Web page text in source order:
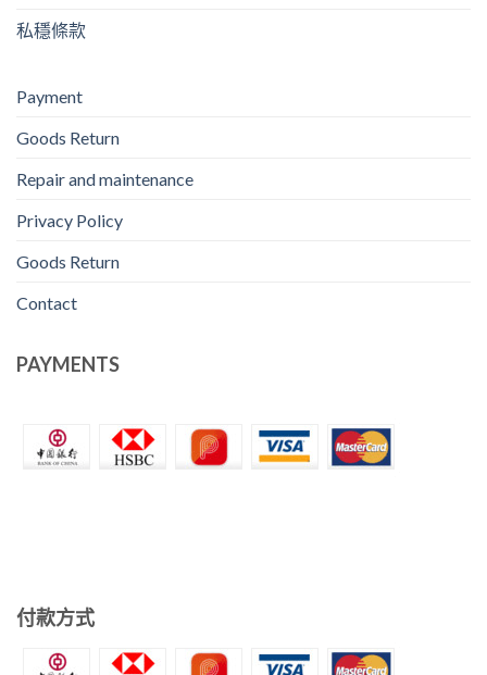
私穩條款
Payment
Goods Return
Repair and maintenance
Privacy Policy
Goods Return
Contact
PAYMENTS
付款方式